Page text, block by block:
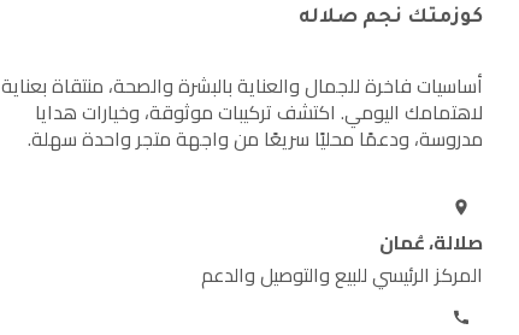
كوزمتك نجم صلاله
أساسيات فاخرة للجمال والعناية بالبشرة والصحة، منتقاة بعناية
لاهتمامك اليومي. اكتشف تركيبات موثوقة، وخيارات هدايا
مدروسة، ودعمًا محليًا سريعًا من واجهة متجر واحدة سهلة.
صلالة، عُمان
المركز الرئيسي للبيع والتوصيل والدعم